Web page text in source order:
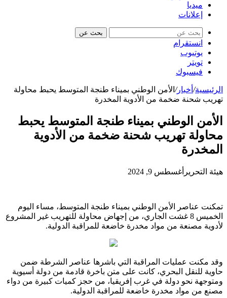
ميديا
إعلانات
بحث عن
انستقرام
يوتيوب
تويتر
فيسبوك
الرئيسية/ أخبار/ الأمن الوطني بميناء طنجة المتوسط يحبط محاولة
تهريب شحنة ضخمة من الأدوية المخدرة
الأمن الوطني بميناء طنجة المتوسط يحبط
محاولة تهريب شحنة ضخمة من الأدوية
المخدرة
هيئة التحرير أغسطس 9, 2024
تمكنت عناصر الأمن الوطني بميناء طنجة المتوسط، مساء اليوم
الخميس 8 غشت الجاري، من إجهاض محاولة للتهريب غير المشروع
لأدوية مصنعة من مواد مخدرة خاضعة للمراقبة الدولية.
وقد مكنت عمليات المراقبة التي باشرها عناصر الشرطة ضمن
حاوية للنقل البحري، كانت على متن باخرة قادمة من دولة أسيوية
ومتوجهة نحو دولة في غرب إفريقيا، من حجز كميات كبيرة من دواء
مصنع من مواد مخدرة خاضعة للمراقبة الدولية.